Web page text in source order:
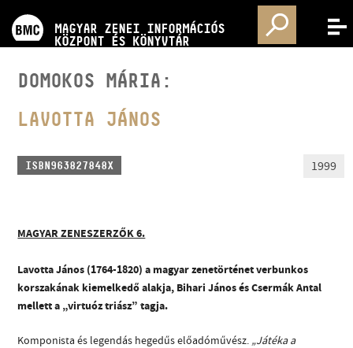
MAGYAR ZENEI INFORMÁCIÓS
KÖZPONT ÉS KÖNYVTÁR
MENÜ
KÉPZÉSEK
KIADVÁNYOK
KAPCSOLAT
VIDEÓ GALÉRIA
DOMOKOS MÁRIA:
LAVOTTA JÁNOS
ISBN963827848X 1999
MAGYAR ZENESZERZŐK 6.
Lavotta János (1764-1820) a magyar zenetörténet verbunkos
korszakának kiemelkedő alakja, Bihari János és Csermák Antal
mellett a „virtuóz triász” tagja.
Komponista és legendás hegedűs előadóművész. „Játéka a